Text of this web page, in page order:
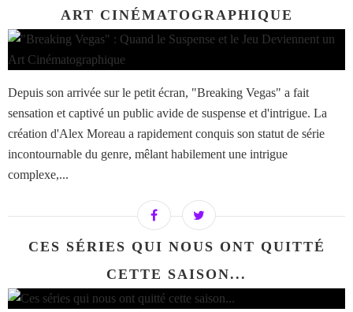
ART CINÉMATOGRAPHIQUE
Depuis son arrivée sur le petit écran, "Breaking Vegas" a fait
sensation et captivé un public avide de suspense et d'intrigue. La
création d'Alex Moreau a rapidement conquis son statut de série
incontournable du genre, mêlant habilement une intrigue
complexe,...
CES SÉRIES QUI NOUS ONT QUITTÉ
CETTE SAISON...